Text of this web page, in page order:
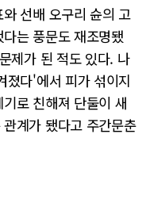
선배 오구리 슌의 고
는 풍문도 재조명됐
제가 된 적도 있다. 나
졌다'에서 피가 섞이지
로 친해져 단둘이 새
계가 됐다고 주간문춘